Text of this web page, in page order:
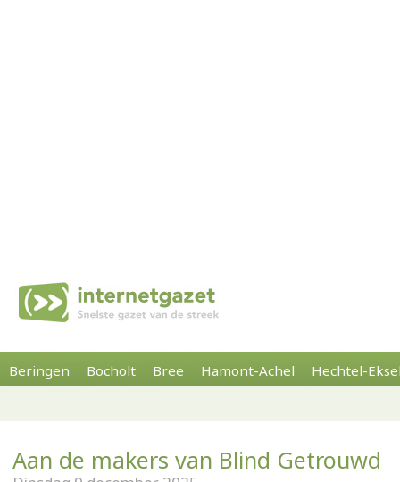
Beringen Bocholt Bree Hamont-Achel Hechtel-
Aan de makers van Blind Getrouwd